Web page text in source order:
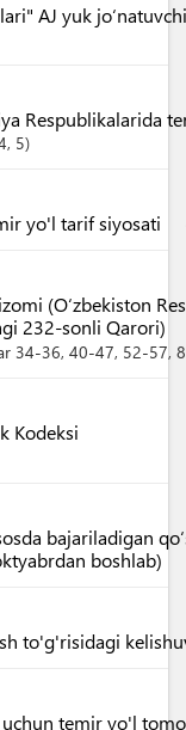
AJ yuk
Respublikalarida
5)
yo'l tarif siyosati
(O‘zbekiston
232-sonli Qarori)
34-36, 40-47, 52-57,
Kodeksi
bajariladigan
boshlab)
to'g'risidagi
temir yo'l